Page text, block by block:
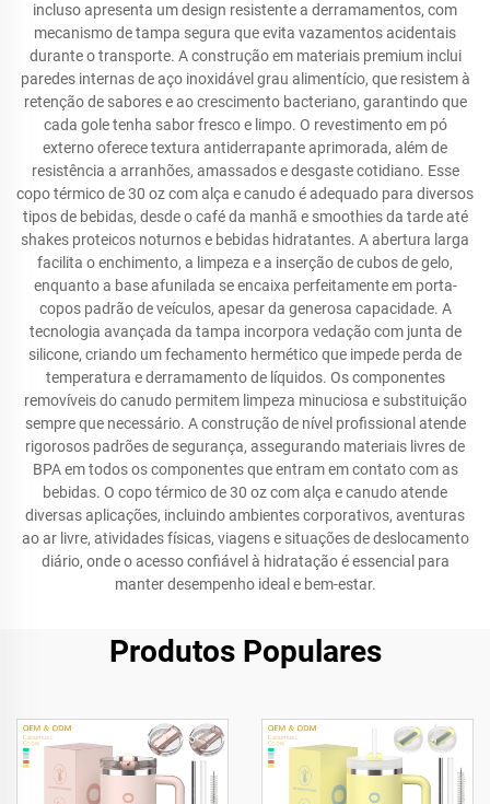
incluso apresenta um design resistente a derramamentos, com
mecanismo de tampa segura que evita vazamentos acidentais
durante o transporte. A construção em materiais premium inclui
paredes internas de aço inoxidável grau alimentício, que resistem à
retenção de sabores e ao crescimento bacteriano, garantindo que
cada gole tenha sabor fresco e limpo. O revestimento em pó
externo oferece textura antiderrapante aprimorada, além de
resistência a arranhões, amassados e desgaste cotidiano. Esse
copo térmico de 30 oz com alça e canudo é adequado para diversos
tipos de bebidas, desde o café da manhã e smoothies da tarde até
shakes proteicos noturnos e bebidas hidratantes. A abertura larga
facilita o enchimento, a limpeza e a inserção de cubos de gelo,
enquanto a base afunilada se encaixa perfeitamente em porta-
copos padrão de veículos, apesar da generosa capacidade. A
tecnologia avançada da tampa incorpora vedação com junta de
silicone, criando um fechamento hermético que impede perda de
temperatura e derramamento de líquidos. Os componentes
removíveis do canudo permitem limpeza minuciosa e substituição
sempre que necessário. A construção de nível profissional atende
rigorosos padrões de segurança, assegurando materiais livres de
BPA em todos os componentes que entram em contato com as
bebidas. O copo térmico de 30 oz com alça e canudo atende
diversas aplicações, incluindo ambientes corporativos, aventuras
ao ar livre, atividades físicas, viagens e situações de deslocamento
diário, onde o acesso confiável à hidratação é essencial para
manter desempenho ideal e bem-estar.
Produtos Populares